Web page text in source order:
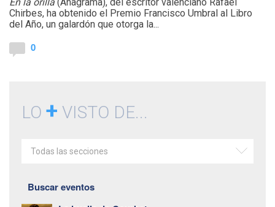
Chirbes, ha obtenido el Premio Francisco Umbral al Libro
del Año, un galardón que otorga la...
0
LO + VISTO DE...
Todas las secciones
Buscar eventos